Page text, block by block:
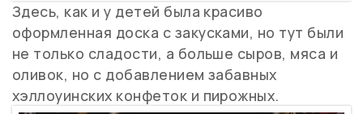
Здесь, как и у детей была красиво
оформленная доска с закусками, но тут были
не только сладости, а больше сыров, мяса и
оливок, но с добавлением забавных
хэллоуинских конфеток и пирожных.